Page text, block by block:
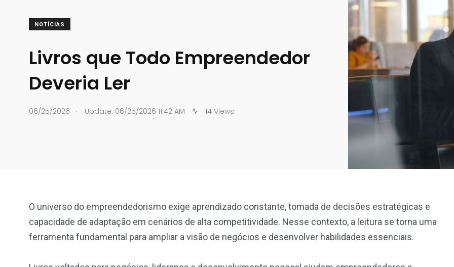
NOTÍCIAS
Livros que Todo Empreendedor
Deveria Ler
06/25/2026 . Update: 06/25/2026 11:42 AM 14 Views
O universo do empreendedorismo exige aprendizado constante, tomada de decisões estratégicas e
capacidade de adaptação em cenários de alta competitividade. Nesse contexto, a leitura se torna uma
ferramenta fundamental para ampliar a visão de negócios e desenvolver habilidades essenciais.